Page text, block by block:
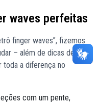
waves perfeitas
finger waves”, fizemos
– além de dicas de
toda a diferença no
com um pente,